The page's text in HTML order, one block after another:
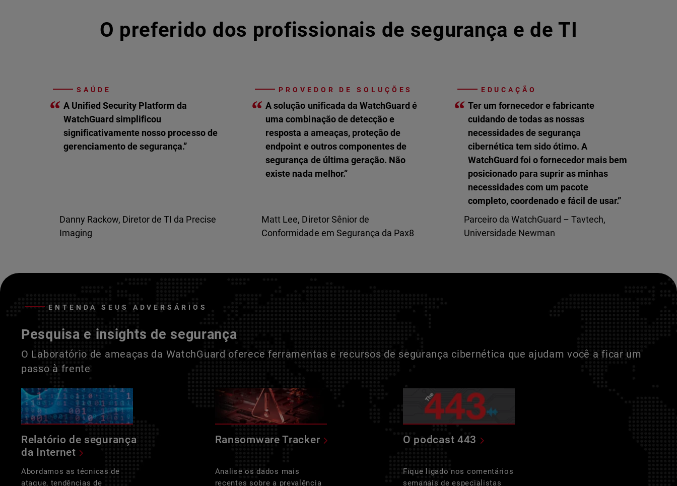
O preferido dos profissionais de segurança e de TI
SAÚDE
“ A Unified Security Platform da
WatchGuard simplificou
significativamente nosso processo de
gerenciamento de segurança.”
Danny Rackow, Diretor de TI da Precise
Imaging
PROVEDOR DE SOLUÇÕES
“ A solução unificada da WatchGuard é
uma combinação de detecção e
resposta a ameaças, proteção de
endpoint e outros componentes de
segurança de última geração. Não
existe nada melhor.”
Matt Lee, Diretor Sênior de
Conformidade em Segurança da Pax8
EDUCAÇÃO
“ Ter um fornecedor e fabricante
cuidando de todas as nossas
necessidades de segurança
cibernética tem sido ótimo. A
WatchGuard foi o fornecedor mais bem
posicionado para suprir as minhas
necessidades com um pacote
completo, coordenado e fácil de usar.”
Parceiro da WatchGuard – Tavtech,
Universidade Newman
ENTENDA SEUS ADVERSÁRIOS
Pesquisa e insights de segurança
O Laboratório de ameaças da WatchGuard oferece ferramentas e recursos de segurança cibernética que ajudam você a ficar um
passo à frente
Relatório de segurança
da Internet
Abordamos as técnicas de
ataque, tendências de
Ransomware Tracker
Analise os dados mais
recentes sobre a prevalência
O podcast 443
Fique ligado nos comentários
semanais de especialistas